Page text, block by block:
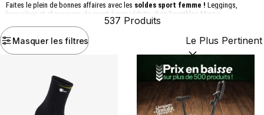
Faites le plein de bonnes affaires avec les soldes sport femme ! Leggings,
brassières et chaussures de sport à prix réduits chez Decathlon Maroc.
Masquer les filtres
537 Produits
Trier par :